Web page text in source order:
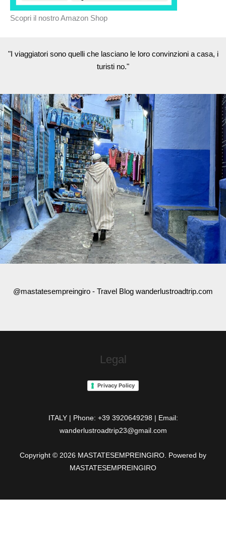
Scopri il nostro Amazon Shop
"I viaggiatori sono quelli che lasciano le loro convinzioni a casa, i
turisti no."
@mastatesempreingiro - Travel Blog wanderlustroadtrip.com
Legal
Privacy Policy
ITALY | Phone: +39 3920649298 | Email:
wanderlustroadtrip23@gmail.com
Copyright © 2026 MASTATESEMPREINGIRO. Powered by
MASTATESEMPREINGIRO